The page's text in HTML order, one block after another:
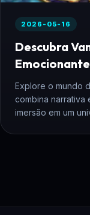
2026-05-16
Descubra
Explore o mundo
combina
imersão em um